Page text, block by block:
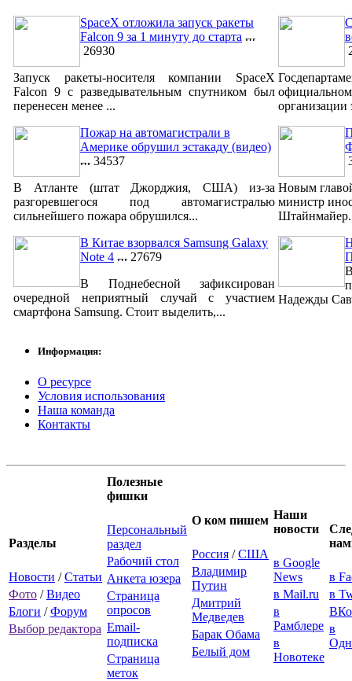
SpaceX отложила запуск ракеты
Falcon 9 за 1 минуту до старта
26930
Запуск ракеты-носителя компании SpaceX
Falcon 9 с разведывательным спутником был
перенесен менее ...
Пожар на автомагистрали в
Америке обрушил эстакаду (видео)
34537
В Атланте (штат Джорджия, США) из-за
разгоревшегося под автомагистралью
сильнейшего пожара обрушился...
В Китае взорвался Samsung Galaxy
Note 4
27679
В Поднебесной зафиксирован
очередной неприятный случай с участием
смартфона Samsung. Стоит выделить,...
организации
Новым
министр
Надежды
Информация:
О ресурсе
Условия использования
Наша команда
Контакты
Разделы
Новости /Статьи
Фото /Видео
Блоги /Форум
Выбор редактора
Полезные
фишки
Персональный
раздел
Рабочий стол
Анкета юзера
Страница
опросов
Email-
подписка
Страница
меток
О ком пишем
Россия /США
Владимир
Путин
Дмитрий
Медведев
Барак Обама
Белый дом
Наши
новости
в Google
News
в Mail.ru
в
Рамблере
в
Новотеке
в
в
в